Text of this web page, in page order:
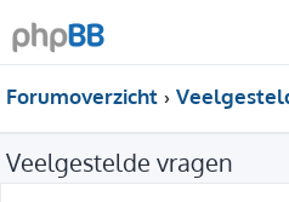
Forumoverzicht
Veelgestelde vragen